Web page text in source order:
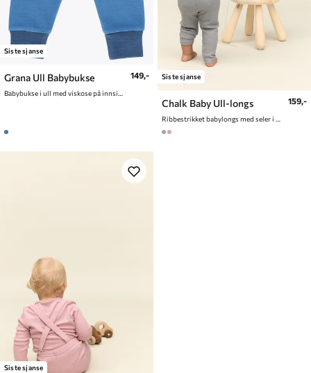
Siste sjanse
Grana Ull Babybukse
Babybukse i ull med viskose på innsiden
149,- Siste sjanse
Chalk Baby Ull-longs
Ribbestrikket babylongs med seler i ull
159,-
Siste sjanse